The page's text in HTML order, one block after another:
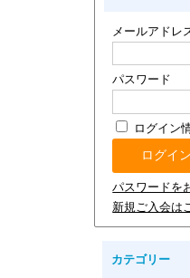
メールアドレ
パスワード
ログイン
パスワードを
新規ご入会は
カテゴリー